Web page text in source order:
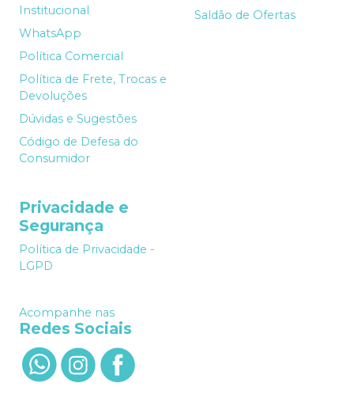
Institucional
WhatsApp
Política Comercial
Política de Frete, Trocas e
Devoluções
Dúvidas e Sugestões
Código de Defesa do
Consumidor
Saldão de Ofertas
Privacidade e
Segurança
Política de Privacidade -
LGPD
Acompanhe nas
Redes Sociais